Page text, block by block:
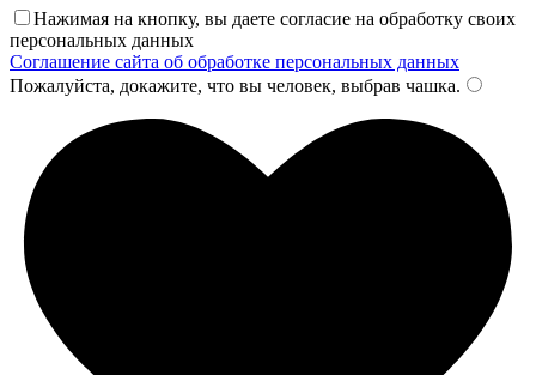
Нажимая на кнопку, вы даете согласие на обработку своих
персональных данных
Соглашение сайта об обработке персональных данных
Пожалуйста, докажите, что вы человек, выбрав чашка.